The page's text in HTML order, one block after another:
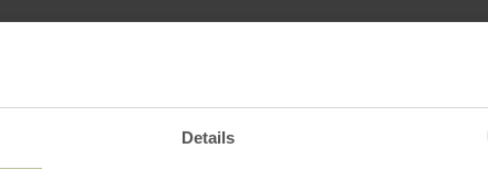
Details